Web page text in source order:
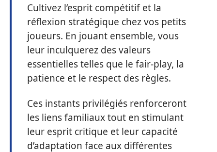
Cultivez l’esprit compétitif et la
réflexion stratégique chez vos petits
joueurs. En jouant ensemble, vous
leur inculquerez des valeurs
essentielles telles que le fair-play, la
patience et le respect des règles.
Ces instants privilégiés renforceront
les liens familiaux tout en stimulant
leur esprit critique et leur capacité
d’adaptation face aux différentes